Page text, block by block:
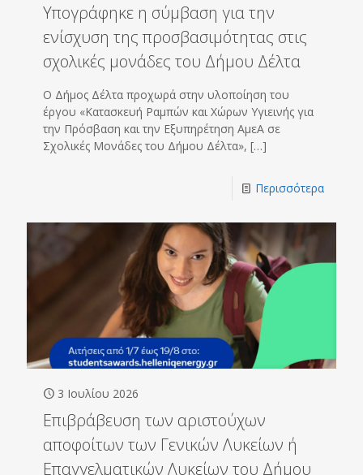
Υπογράφηκε η σύμβαση για την
ενίσχυση της προσβασιμότητας στις
σχολικές μονάδες του Δήμου Δέλτα
Ο Δήμος Δέλτα προχωρά στην υλοποίηση του
έργου «Κατασκευή Ραμπών και Χώρων Υγιεινής για
την Πρόσβαση και την Εξυπηρέτηση ΑμεΑ σε
Σχολικές Μονάδες του Δήμου Δέλτα», […]
Περισσότερα
3 Ιουλίου 2026
Επιβράβευση των αριστούχων
αποφοίτων των Γενικών Λυκείων ή
Επαγγελματικών Λυκείων του Δήμου